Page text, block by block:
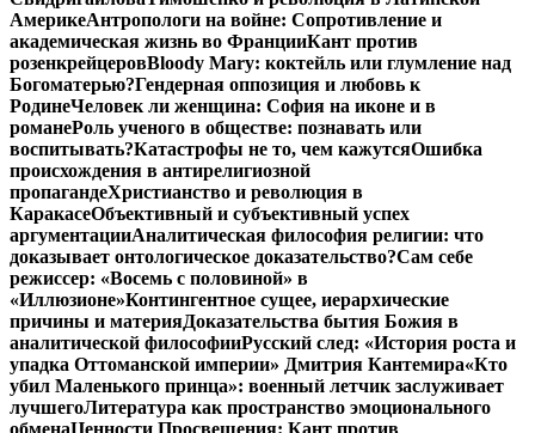
АмерикеАнтропологи на войне: Сопротивление и
академическая жизнь во ФранцииКант против
розенкрейцеровBloody Mary: коктейль или глумление над
Богоматерью?Гендерная оппозиция и любовь к
РодинеЧеловек ли женщина: София на иконе и в
романеРоль ученого в обществе: познавать или
воспитывать?Катастрофы не то, чем кажутсяОшибка
происхождения в антирелигиозной
пропагандеХристианство и революция в
КаракасеОбъективный и субъективный успех
аргументацииАналитическая философия религии: что
доказывает онтологическое доказательство?Сам себе
режиссер: «Восемь с половиной» в
«Иллюзионе»Контингентное сущее, иерархические
причины и материяДоказательства бытия Божия в
аналитической философииРусский след: «История роста и
упадка Оттоманской империи» Дмитрия Кантемира«Кто
убил Маленького принца»: военный летчик заслуживает
лучшегоЛитература как пространство эмоционального